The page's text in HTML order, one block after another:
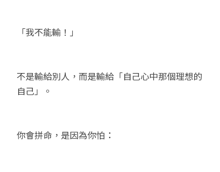
「我不能輸！」
不是輸給別人，而是輸給「自己心中那個理想的
自己」。
你會拼命，是因為你怕：